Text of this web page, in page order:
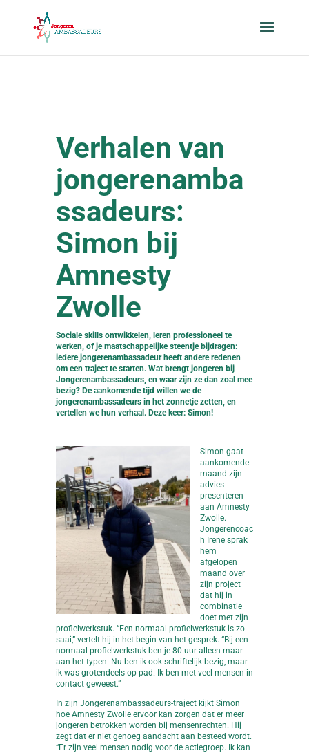
Verhalen van
jongerenamba
ssadeurs:
Simon bij
Amnesty
Zwolle
Sociale skills ontwikkelen, leren professioneel te
werken, of je maatschappelijke steentje bijdragen:
iedere jongerenambassadeur heeft andere redenen
om een traject te starten. Wat brengt jongeren bij
Jongerenambassadeurs, en waar zijn ze dan zoal mee
bezig? De aankomende tijd willen we de
jongerenambassadeurs in het zonnetje zetten, en
vertellen we hun verhaal. Deze keer: Simon!
Simon gaat
aankomende
maand zijn
advies
presenteren
aan Amnesty
Zwolle.
Jongerencoac
h Irene sprak
hem
afgelopen
maand over
zijn project
dat hij in
combinatie
doet met zijn
profielwerkstuk. “Een normaal profielwerkstuk is zo
saai,” vertelt hij in het begin van het gesprek. “Bij een
normaal profielwerkstuk ben je 80 uur alleen maar
aan het typen. Nu ben ik ook schriftelijk bezig, maar
ik was grotendeels op pad. Ik ben met veel mensen in
contact geweest.”
In zijn Jongerenambassadeurs-traject kijkt Simon
hoe Amnesty Zwolle ervoor kan zorgen dat er meer
jongeren betrokken worden bij mensenrechten. Hij
zegt dat er niet genoeg aandacht aan besteed wordt.
“Er zijn veel mensen nodig voor de actiegroep. Ik kan